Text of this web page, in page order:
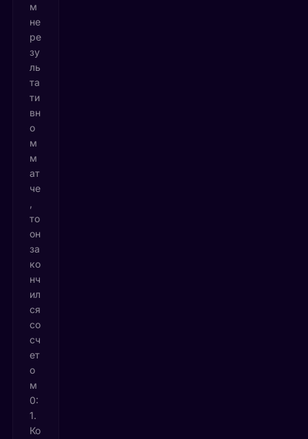
м
не
ре
зу
ль
та
ти
вн
о
м
м
ат
че
то
он
за
ко
нч
ил
ся
со
сч
ет
о
м
0:
1.
Ко